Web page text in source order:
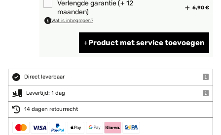
Verlengde garantie (+ 12
maanden)
6,90 €
Wat is inbegrepen?
Product met service toevoegen
Direct leverbaar
Levertijd: 1 dag
14 dagen retourrecht